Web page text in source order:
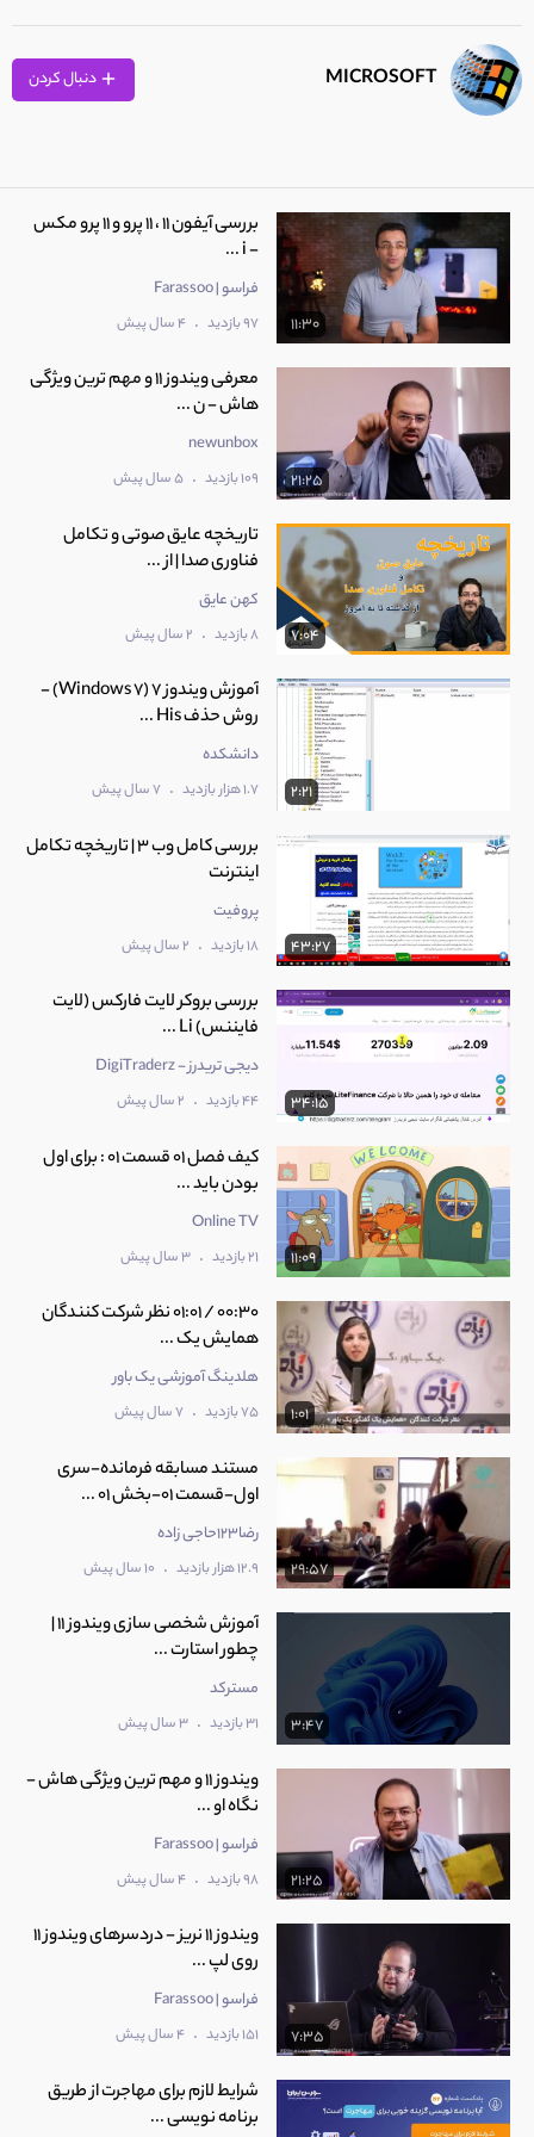
MICROSOFT
11:30
بررسی آیفون 11 ، 11 پرو و 11 پرو مکس
- i ...
فراسو | Farassoo
97 بازدید . 4 سال پیش
21:25
معرفی ویندوز 11 و مهم ترین ویژگی
هاش - ن ...
newunbox
109 بازدید . 5 سال پیش
7:04
تاریخچه عایق صوتی و تکامل
فناوری صدا | از ...
کهن عایق
8 بازدید . 2 سال پیش
2:21
آموزش ویندوز 7 (Windows 7) -
روش حذف His ...
دانشکده
1.7 هزار بازدید . 7 سال پیش
43:27
بررسی کامل وب 3 | تاریخچه تکامل
اینترنت
پروفیت
18 بازدید . 2 سال پیش
34:15
‫بررسی بروکر لایت فارکس (لایت
فایننس) Li ...
دیجی تریدرز - DigiTraderz
44 بازدید . 2 سال پیش
11:09
کیف فصل 01 قسمت 01 : برای اول
بودن باید ...
Online TV
21 بازدید . 3 سال پیش
1:01
00:30 / 01:01 نظر شرکت کنندگان
همایش یک ...
هلدینگ آموزشی یک باور
75 بازدید . 7 سال پیش
29:57
مستند مسابقه فرمانده-سری
اول-قسمت 01-بخش 01 ...
رضا123حاجی زاده
12.9 هزار بازدید . 10 سال پیش
3:47
آموزش شخصی‌ سازی ویندوز 11 |
چطور استارت ...
مسترکد
31 بازدید . 3 سال پیش
21:25
ویندوز 11 و مهم ترین ویژگی هاش -
نگاه او ...
فراسو | Farassoo
98 بازدید . 4 سال پیش
7:35
ویندوز 11 نریز - دردسرهای ویندوز 11
روی لپ ...
فراسو | Farassoo
151 بازدید . 4 سال پیش
شرایط لازم برای مهاجرت از طریق
برنامه نویسی ...